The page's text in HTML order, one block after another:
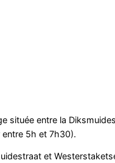
située entre la
entre 5h et 7h30).
et